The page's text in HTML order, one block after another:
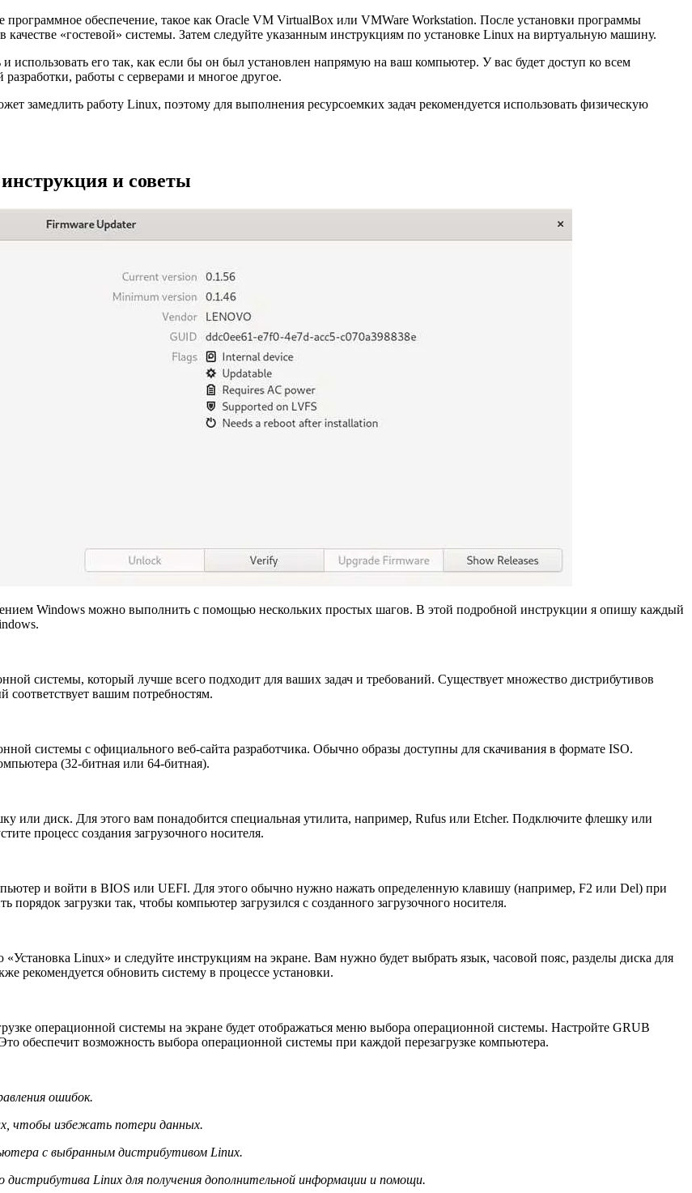
обеспечение, такое как Oracle VM VirtualBox или VMWare Workstation. После установки программы
«гостевой» системы. Затем следуйте указанным инструкциям по установке Linux на виртуальную машину.
его так, как если бы он был установлен напрямую на ваш компьютер. У вас будет доступ ко всем
работы с серверами и многое другое.
замедлить работу Linux, поэтому для выполнения ресурсоемких задач рекомендуется использовать физическую
и советы
Windows можно выполнить с помощью нескольких простых шагов. В этой подробной инструкции я опишу каждый
системы, который лучше всего подходит для ваших задач и требований. Существует множество дистрибутивов
соответствует вашим потребностям.
системы с официального веб-сайта разработчика. Обычно образы доступны для скачивания в формате ISO.
(32-битная или 64-битная).
или диск. Для этого вам понадобится специальная утилита, например, Rufus или Etcher. Подключите флешку или
процесс создания загрузочного носителя.
и войти в BIOS или UEFI. Для этого обычно нужно нажать определенную клавишу (например, F2 или Del) при
загрузки так, чтобы компьютер загрузился с созданного загрузочного носителя.
Linux» и следуйте инструкциям на экране. Вам нужно будет выбрать язык, часовой пояс, разделы диска для
рекомендуется обновить систему в процессе установки.
операционной системы на экране будет отображаться меню выбора операционной системы. Настройте GRUB
обеспечит возможность выбора операционной системы при каждой перезагрузке компьютера.
ошибок.
чтобы избежать потери данных.
с выбранным дистрибутивом Linux.
Linux для получения дополнительной информации и помощи.